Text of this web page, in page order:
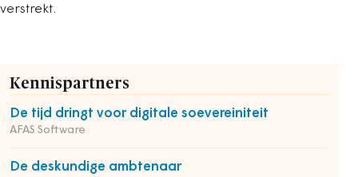
verstrekt.
Kennispartners
De tijd dringt voor digitale soevereiniteit
AFAS Software
De deskundige ambtenaar